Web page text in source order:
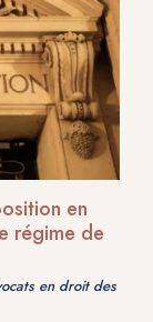
en
régime de
en droit des